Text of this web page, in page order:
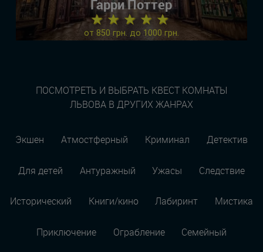
Гарри Поттер
★ ★ ★ ★ ★
от 850 грн. до 1000 грн.
ПОСМОТРЕТЬ И ВЫБРАТЬ КВЕСТ КОМНАТЫ
ЛЬВОВА В ДРУГИХ ЖАНРАХ
Экшен Атмостферный Криминал Детектив
Для детей Антуражный Ужасы Следствие
Исторический Книги/кино Лабиринт Мистика
Приключение Ограбление Семейный